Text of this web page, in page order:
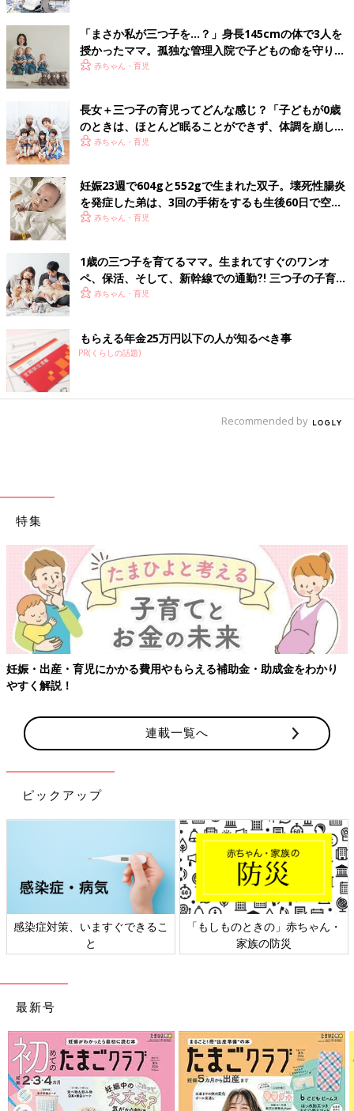
「まさか私が三つ子を…？」身長145cmの体で3人を
授かったママ。孤独な管理入院で子どもの命を守り抜
いた！【多胎インタビュー・前編】
赤ちゃん・育児
長女＋三つ子の育児ってどんな感じ？「子どもが0歳
のときは、ほとんど眠ることができず、体調を崩した
ことも…」【多胎の育児体験談】
赤ちゃん・育児
妊娠23週で604gと552gで生まれた双子。壊死性腸炎
を発症した弟は、3回の手術をするも生後60日で空へ
【多胎・低出生体重児】
赤ちゃん・育児
1歳の三つ子を育てるママ。生まれてすぐのワンオ
ペ、保活、そして、新幹線での通勤⁈ 三つ子の子育て
のリアル【多胎育児体験談】
赤ちゃん・育児
もらえる年金25万円以下の人が知るべき事
PR(くらしの話題)
Recommended by
特集
妊娠・出産・育児にかかる費用やもらえる補助金・助成金をわかり
やすく解説！
連載一覧へ
ピックアップ
感染症対策、いますぐできるこ
と
「もしものときの」赤ちゃん・
家族の防災
最新号